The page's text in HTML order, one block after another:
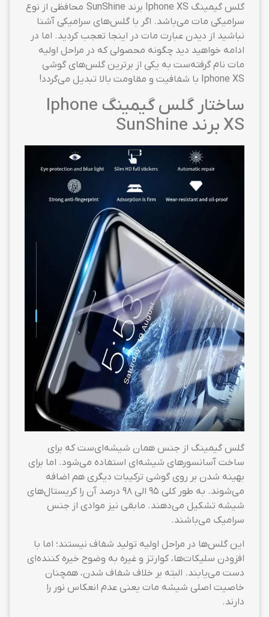
گلس گیمینگ Iphone XS برند SunShine محافظی از نوع
سرامیکی مات می‌باشد. اگر با گلس‌های سرامیکی آشنا
نباشید از دیدن عبارت مات در اینجا تعجب کردید. اما در
ادامه خواهید دید چگونه محصولی که در مراحل اولیه
مات نام گرفته‌ست به یکی از برترین گلس‌های گوشی
Iphone XS با شفافیت و مقاومت بالا تبدیل می‌گردد!
ساختار گلس گیمینگ Iphone
XS برند SunShine
گلس گیمینگ از جنس همان شیشه‌ای‌ست که برای
ساخت آسانسورهای شیشه‌ای استفاده می‌شود. اما برای
بهینه شدن بر روی گوشی ترکیبات دیگری هم اضافه
می‌شوند. به طور کلی ۹۵ الی ۹۸ درصد آن را کریستال‌های
شیشه تشکیل می‌دهند. مابقی نیز موادی از جنس
سرامیک می‌باشند.
این گلس‌ها در مراحل اولیه تولید شفاف نیستند؛ اما با
افزودن سلیکات‌ها، کوارتز و غیره به وضوح خیره کننده‌ای
دست می‌یابند. البته بر خلاف شفاف شدن، همچنان
خاصیت اصلی شیشه مات یعنی عدم انعکاس نور را
دارند.